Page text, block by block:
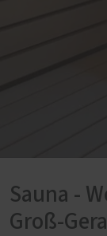
Sauna -
Groß-